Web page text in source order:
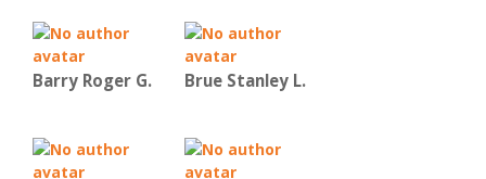
Barry Roger G. Brue Stanley L.